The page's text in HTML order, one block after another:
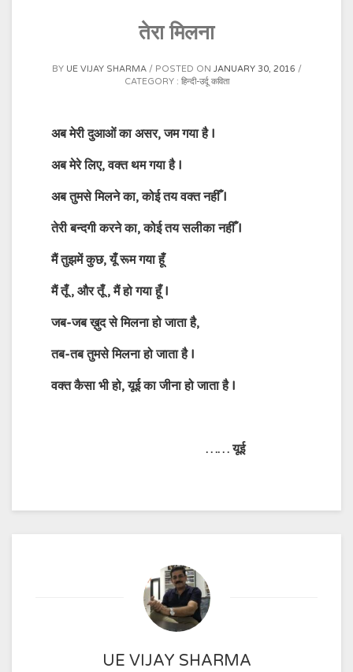
तेरा मिलना
BY UE VIJAY SHARMA POSTED ON JANUARY 30, 2016
CATEGORY : हिन्दी-उर्दू कविता
अब मेरी दुआओं का असर, जम गया है I
अब मेरे लिए, वक्त थम गया है I
अब तुमसे मिलने का, कोई तय वक्त नहीँ I
तेरी बन्दगी करने का, कोई तय सलीका नहीँ I
मैं तुझमें कुछ, यूँ रूम गया हूँ
मैं तूँ , और तूँ , मैं हो गया हूँ I
जब-जब ख़ुद से मिलना हो जाता है,
तब-तब तुमसे मिलना हो जाता है I
वक्त कैसा भी हो, यूई का जीना हो जाता है I
……यूई
UE VIJAY SHARMA